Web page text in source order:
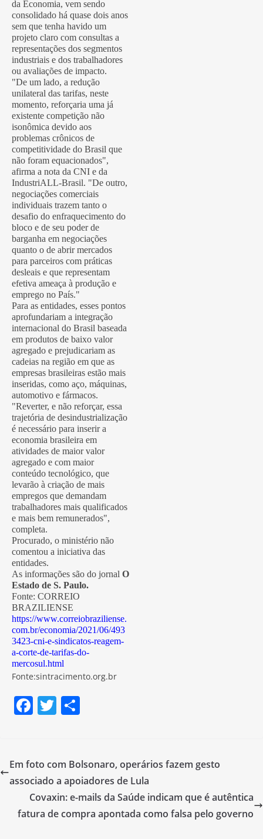
da Economia, vem sendo
consolidado há quase dois anos
sem que tenha havido um
projeto claro com consultas a
representações dos segmentos
industriais e dos trabalhadores
ou avaliações de impacto.
"De um lado, a redução
unilateral das tarifas, neste
momento, reforçaria uma já
existente competição não
isonômica devido aos
problemas crônicos de
competitividade do Brasil que
não foram equacionados",
afirma a nota da CNI e da
IndustriALL-Brasil. "De outro,
negociações comerciais
individuais trazem tanto o
desafio do enfraquecimento do
bloco e de seu poder de
barganha em negociações
quanto o de abrir mercados
para parceiros com práticas
desleais e que representam
efetiva ameaça à produção e
emprego no País."
Para as entidades, esses pontos
aprofundariam a integração
internacional do Brasil baseada
em produtos de baixo valor
agregado e prejudicariam as
cadeias na região em que as
empresas brasileiras estão mais
inseridas, como aço, máquinas,
automotivo e fármacos.
"Reverter, e não reforçar, essa
trajetória de desindustrialização
é necessário para inserir a
economia brasileira em
atividades de maior valor
agregado e com maior
conteúdo tecnológico, que
levarão à criação de mais
empregos que demandam
trabalhadores mais qualificados
e mais bem remunerados",
completa.
Procurado, o ministério não
comentou a iniciativa das
entidades.
As informações são do jornal O
Estado de S. Paulo.
Fonte: CORREIO
BRAZILIENSE
https://www.correiobraziliense.
com.br/economia/2021/06/493
3423-cni-e-sindicatos-reagem-
a-corte-de-tarifas-do-
mercosul.html
Fonte:sintracimento.org.br
F
e
b
o
o
T
er e
Em foto com Bolsonaro, operários fazem gesto
associado a apoiadores de Lula
Covaxin: e-mails da Saúde indicam que é autêntica
fatura de compra apontada como falsa pelo governo